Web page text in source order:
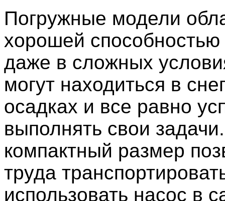
Погружные модели
хорошей способностью
даже в сложных
могут находиться в
осадках и все равно
выполнять свои
компактный размер
труда
использовать насос в